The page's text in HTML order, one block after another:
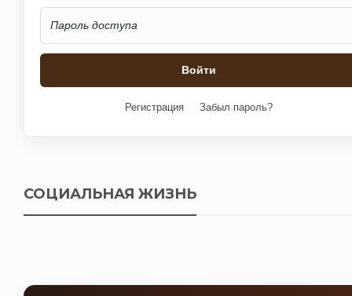
Регистрация Забыл пароль?
СОЦИАЛЬНАЯ ЖИЗНЬ